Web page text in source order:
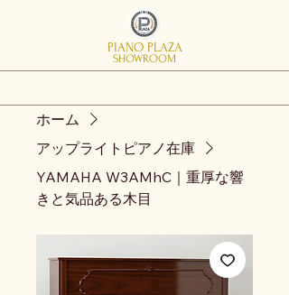
SHOWROOM
PIANO PLAZA
ホーム
アップライトピアノ在庫
YAMAHA W3AMhC｜重厚な響
きと気品ある木目